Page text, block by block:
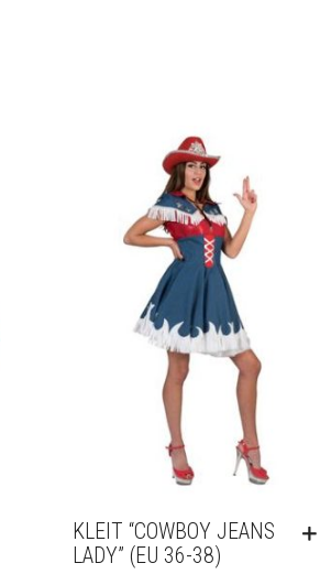
KLEIT “COWBOY JEANS
LADY” (EU 36-38)